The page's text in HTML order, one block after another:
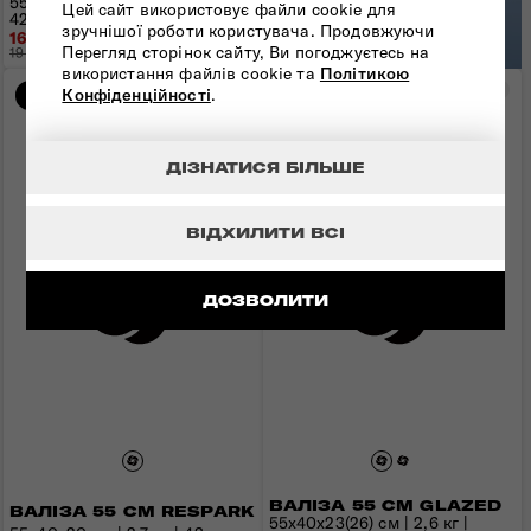
Цей сайт використовує файли cookie для
зручнішої роботи користувача. Продовжуючи
Перегляд сторінок сайту, Ви погоджуєтесь на
використання файлів cookie та Політикою
Конфіденційності.
ДОЗВОЛИТИ
ВІДХИЛИТИ ВСІ
ДІЗНАТИСЯ БІЛЬШЕ
42(48) л
16 856 грн
19 830 грн - 2 974 грн
Новинка
ВАЛІЗА 55 СМ RESPARK ВАЛІЗА 55 СМ GLAZED
55x40x23(26) см | 2,6 кг |
ВІДКРИЙТЕ C-
LITE